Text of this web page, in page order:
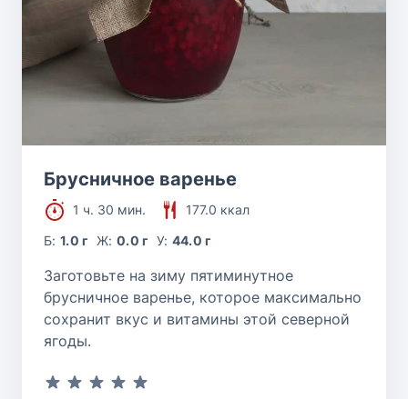
Брусничное варенье
1 ч. 30 мин.
177.0 ккал
Б:1.0 г Ж: 0.0 г У: 44.0 г
Заготовьте на зиму пятиминутное
брусничное варенье, которое максимально
сохранит вкус и витамины этой северной
ягоды.